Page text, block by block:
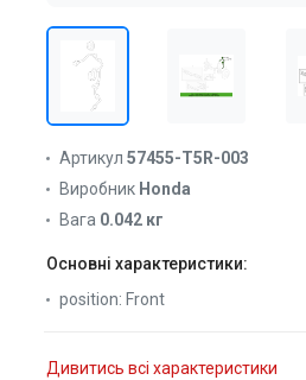
Артикул 57455-T5R-003
Виробник Honda
Вага 0.042 кг
Основні характеристики:
position: Front
Дивитись всі характеристики